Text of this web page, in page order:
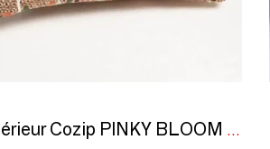
Coussin d'extérieur Cozip PINKY BLOOM | Tissu Elitis